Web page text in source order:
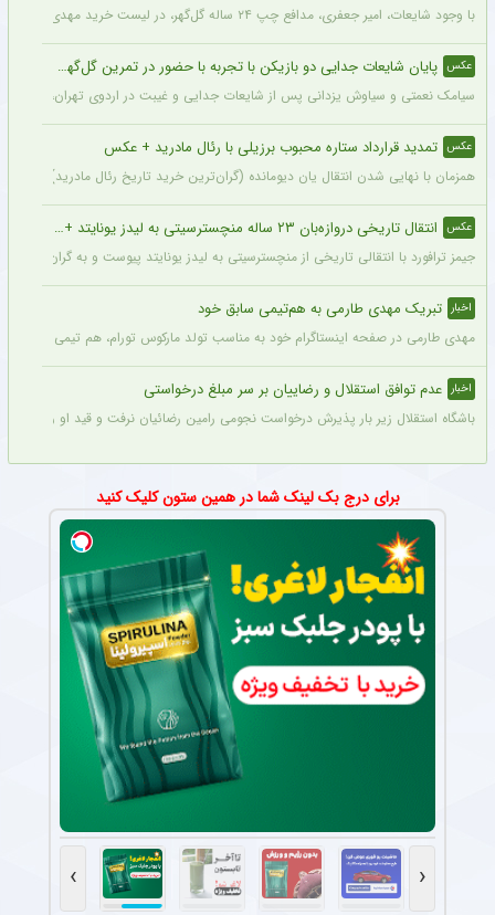
با وجود شایعات، امیر جعفری، مدافع چپ ۲۴ ساله گل‌گهر، در لیست خرید مهدی تارتار قرار ندارد.
عکس پایان شایعات جدایی دو بازیکن با تجربه با حضور در تمرین گل‌گهر + عکس
سیامک نعمتی و سیاوش یزدانی پس از شایعات جدایی و غیبت در اردوی تهران، دیروز
عکس تمدید قرارداد ستاره محبوب برزیلی با رئال مادرید + عکس
همزمان با نهایی شدن انتقال یان دیومانده (گران‌ترین خرید تاریخ رئال مادرید)، تمدید قرارداد
عکس انتقال تاریخی دروازه‌بان ۲۳ ساله منچسترسیتی به لیدز یونایتد + عکس
جیمز ترافورد با انتقالی تاریخی از منچسترسیتی به لیدز یونایتد پیوست و به گران‌ترین
اخبار تبریک مهدی طارمی به هم‌تیمی سابق خود
مهدی طارمی در صفحه اینستاگرام خود به مناسب تولد مارکوس تورام، هم تیمی سابق
اخبار عدم توافق استقلال و رضاییان بر سر مبلغ درخواستی
باشگاه استقلال زیر بار پذیرش درخواست نجومی رامین رضائیان نرفت و قید او را زد تا
برای درج بک لینک شما در همین ستون کلیک کنید
‹
›